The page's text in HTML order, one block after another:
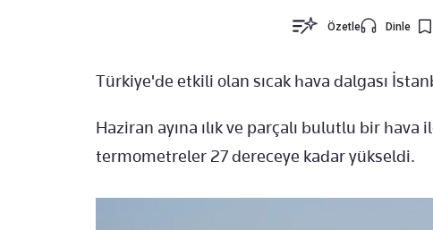
Özetle Dinle
Türkiye'de etkili olan sıcak hava dalgası
Haziran ayına ılık ve parçalı bulutlu bir
termometreler 27 dereceye kadar yükseldi.